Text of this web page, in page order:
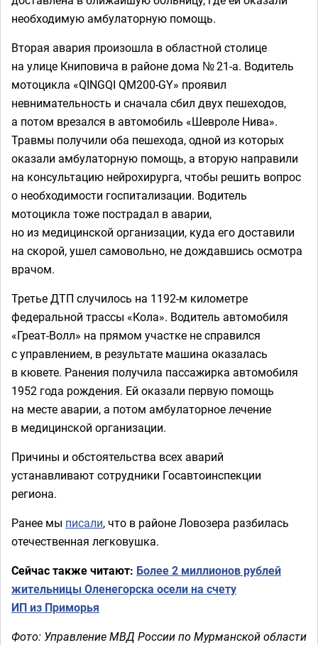
необходимую амбулаторную помощь.
Вторая авария произошла в областной столице
на улице Книповича в районе дома № 21-а. Водитель
мотоцикла «QINGQI QM200-GY» проявил
невнимательность и сначала сбил двух пешеходов,
а потом врезался в автомобиль «Шевроле Нива».
Травмы получили оба пешехода, одной из которых
оказали амбулаторную помощь, а вторую направили
на консультацию нейрохирурга, чтобы решить вопрос
о необходимости госпитализации. Водитель
мотоцикла тоже пострадал в аварии,
но из медицинской организации, куда его доставили
на скорой, ушел самовольно, не дождавшись осмотра
врачом.
Третье ДТП случилось на 1192-м километре
федеральной трассы «Кола». Водитель автомобиля
«Греат-Волл» на прямом участке не справился
с управлением, в результате машина оказалась
в кювете. Ранения получила пассажирка автомобиля
1952 года рождения. Ей оказали первую помощь
на месте аварии, а потом амбулаторное лечение
в медицинской организации.
Причины и обстоятельства всех аварий
устанавливают сотрудники Госавтоинспекции
региона.
Ранее мы писали, что в районе Ловозера разбилась
отечественная легковушка.
Сейчас также читают: Более 2 миллионов рублей
жительницы Оленегорска осели на счету
ИП из Приморья
Фото: Управление МВД России по Мурманской области